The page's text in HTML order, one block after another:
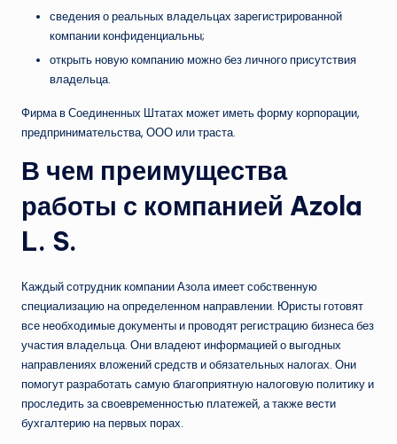
сведения о реальных владельцах зарегистрированной
компании конфиденциальны;
открыть новую компанию можно без личного присутствия
владельца.
Фирма в Соединенных Штатах может иметь форму корпорации,
предпринимательства, ООО или траста.
В чем преимущества
работы с компанией Azola
L. S.
Каждый сотрудник компании Азола имеет собственную
специализацию на определенном направлении. Юристы готовят
все необходимые документы и проводят регистрацию бизнеса без
участия владельца. Они владеют информацией о выгодных
направлениях вложений средств и обязательных налогах. Они
помогут разработать самую благоприятную налоговую политику и
проследить за своевременностью платежей, а также вести
бухгалтерию на первых порах.